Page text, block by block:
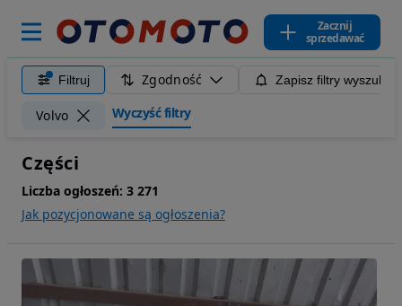
Zacznij
sprzedawać
Filtruj Zgodność Zapisz filtry
Volvo Wyczyść filtry
Części
Liczba ogłoszeń: 3 271
Jak pozycjonowane są ogłoszenia?